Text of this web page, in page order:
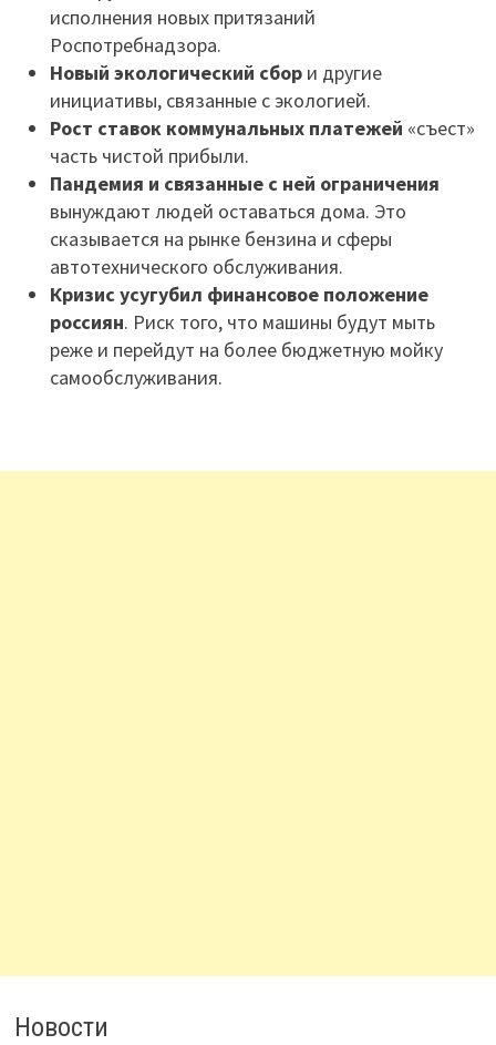
исполнения новых притязаний
Роспотребнадзора.
Новый экологический сбори другие
инициативы, связанные с экологией.
Рост ставок коммунальных платежей «съест»
часть чистой прибыли.
Пандемия и связанные с ней ограничения
вынуждают людей оставаться дома. Это
сказывается на рынке бензина и сферы
автотехнического обслуживания.
Кризис усугубил финансовое положение
россиян. Риск того, что машины будут мыть
реже и перейдут на более бюджетную мойку
самообслуживания.
Новости